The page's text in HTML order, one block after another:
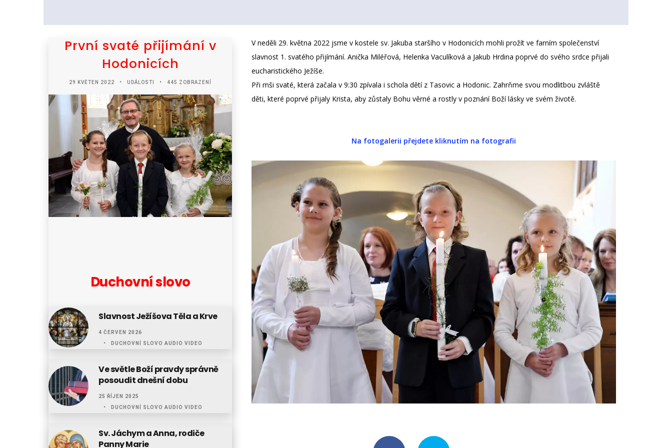
První svaté přijímání v
Hodonicích
29 KVĚTEN 2022 UDÁLOSTI 445 ZOBRAZENÍ
Duchovní slovo
Slavnost Ježíšova Těla a Krve
4 ČERVEN 2026
DUCHOVNÍ SLOVO AUDIO VIDEO
Ve světle Boží pravdy správně
posoudit dnešní dobu
25 ŘÍJEN 2025
DUCHOVNÍ SLOVO AUDIO VIDEO
Sv. Jáchym a Anna, rodiče
Panny Marie
V neděli 29. května 2022 jsme v kostele sv. Jakuba staršího v Hodonicích mohli prožít ve farním společenství
slavnost 1. svatého přijímání. Anička Miléřová, Helenka Vaculíková a Jakub Hrdina poprvé do svého srdce přijali
eucharistického Ježíše.
Při mši svaté, která začala v 9:30 zpívala i schola dětí z Tasovic a Hodonic. Zahrňme svou modlitbou zvláště
děti, které poprvé přijaly Krista, aby zůstaly Bohu věrné a rostly v poznání Boží lásky ve svém životě.
Na fotogalerii přejdete kliknutím na fotografii